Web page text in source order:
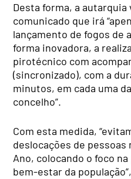
Desta forma, a
comunicado que irá
lançamento de fogos de
forma inovadora, a
pirotécnico com
(sincronizado), com a
minutos, em cada uma
concelho”.
Com esta medida,
deslocações de pessoas
Ano, colocando o foco
bem-estar da